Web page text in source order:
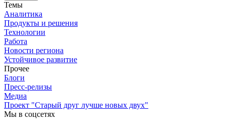
Темы
Аналитика
Продукты и решения
Технологии
Работа
Новости региона
Устойчивое развитие
Прочее
Блоги
Пресс-релизы
Медиа
Проект "Старый друг лучше новых двух"
Мы в соцсетях